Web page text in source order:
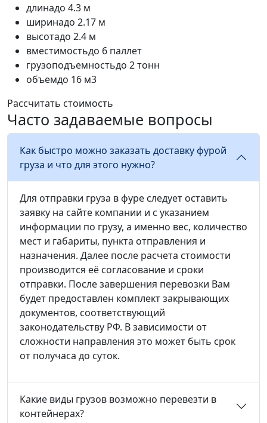
длинадо 4.3 м
ширинадо 2.17 м
высотадо 2.4 м
вместимостьдо 6 паллет
грузоподъемностьдо 2 тонн
объемдо 16 м3
Рассчитать стоимость
Часто задаваемые вопросы
Как быстро можно заказать доставку фурой
груза и что для этого нужно?
Для отправки груза в фуре следует оставить
заявку на сайте компании и с указанием
информации по грузу, а именно вес, количество
мест и габариты, пункта отправления и
назначения. Далее после расчета стоимости
производится её согласование и сроки
отправки. После завершения перевозки Вам
будет предоставлен комплект закрывающих
документов, соответствующий
законодательству РФ. В зависимости от
сложности направления это может быть срок
от получаса до суток.
Какие виды грузов возможно перевезти в
контейнерах?